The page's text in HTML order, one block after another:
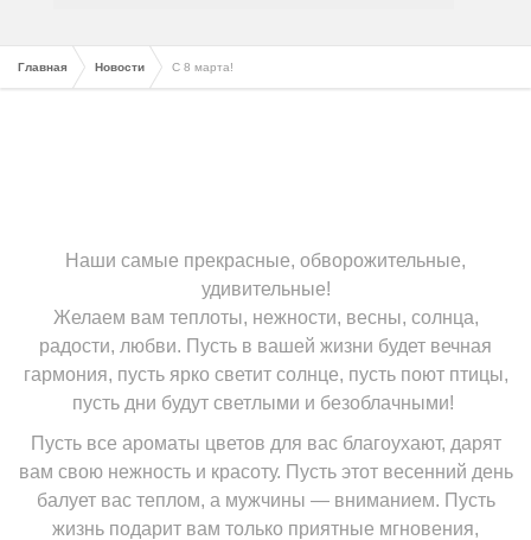
Главная Новости С 8 марта!
Наши самые прекрасные, обворожительные,
удивительные!
Желаем вам теплоты, нежности, весны, солнца,
радости, любви. Пусть в вашей жизни будет вечная
гармония, пусть ярко светит солнце, пусть поют птицы,
пусть дни будут светлыми и безоблачными!
Пусть все ароматы цветов для вас благоухают, дарят
вам свою нежность и красоту. Пусть этот весенний день
балует вас теплом, а мужчины — вниманием. Пусть
жизнь подарит вам только приятные мгновения,